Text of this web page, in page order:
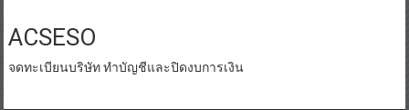
content
ACSESO
จดทะเบียนบริษัท ทำบัญชีและปิดงบการเงิน